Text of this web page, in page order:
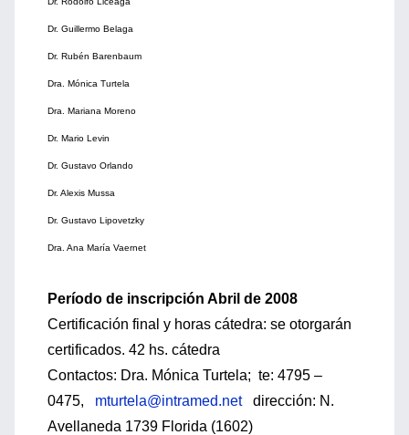
Dr. Guillermo Belaga
Dr. Rubén Barenbaum
Dra. Mónica Turtela
Dra. Mariana Moreno
Dr. Mario Levin
Dr. Gustavo Orlando
Dr. Alexis Mussa
Dr. Gustavo Lipovetzky
Dra. Ana María Vaernet
Período de inscripción Abril de 2008
Certificación final y horas cátedra: se otorgarán
certificados. 42 hs. cátedra
Contactos: Dra. Mónica Turtela; te: 4795 –
0475, mturtela@intramed.netdirección: N.
Avellaneda 1739 Florida (1602)